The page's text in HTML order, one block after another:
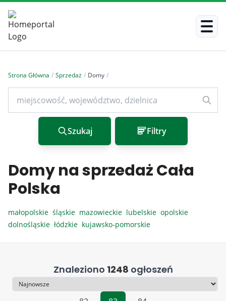
Strona Główna / Sprzedaż / Domy /
Szukaj Filtry
Domy na sprzedaż Cała
Polska
małopolskie śląskie mazowieckie lubelskie opolskie
dolnośląskie łódzkie kujawsko-pomorskie
Znaleziono 1248 ogłoszeń
Sortowanie